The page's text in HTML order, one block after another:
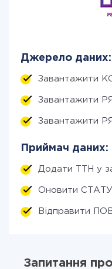
Джерело даних:
Завантажити
Завантажити
Завантажити
Приймач даних:
Додати ТТН у
Оновити
Відправити
Запитання